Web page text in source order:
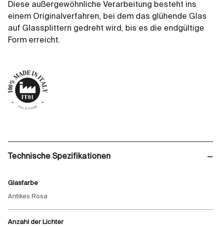
Diese außergewöhnliche Verarbeitung besteht ins
einem Originalverfahren, bei dem das glühende Glas
auf Glassplittern gedreht wird, bis es die endgültige
Form erreicht.
Technische Spezifikationen
Glasfarbe
Antikes Rosa
Anzahl der Lichter